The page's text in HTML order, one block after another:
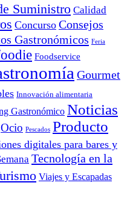
Suministro Calidad
Concurso Consejos
Gastronómicos Feria
Foodservice
Gourmet
Innovación alimentaria
Gastronómico Noticias
Ocio Pescados Producto
digitales para bares y
Tecnología en la
Viajes y Escapadas